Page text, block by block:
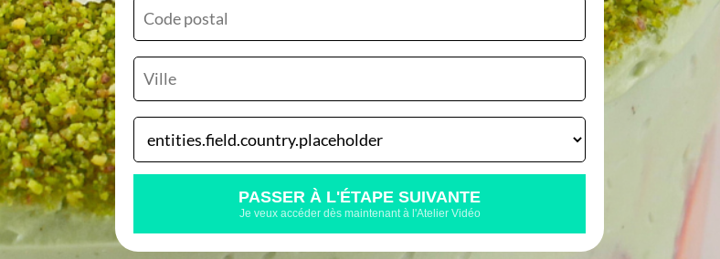
- Fraises
PASSER À L'ÉTAPE SUIVANTE
Je veux accéder dès maintenant à l'Atelier Vidéo